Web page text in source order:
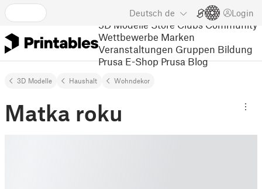
Deutsch de Login
3D Modelle Store Clubs Community
Wettbewerbe Marken
Veranstaltungen Gruppen Bildung
Prusa E-Shop Prusa Blog
3D Modelle Haushalt Wohndekor
Matka roku